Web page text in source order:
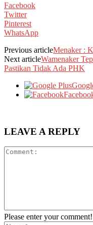
Facebook
Twitter
Pinterest
WhatsApp
Previous articleMenaker :
Next articleWamenaker
Pastikan Tidak Ada PHK
LEAVE A REPLY
Please enter your comment!